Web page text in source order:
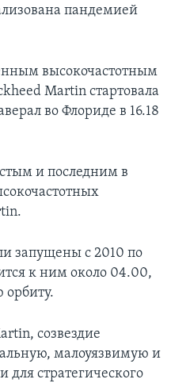
пандемией
высокочастотным
Martin стартовала
во Флориде в 16.18
и последним в
запущены с 2010 по
к ним около 04.00,
орбиту.
созвездие
малоуязвимую и
стратегического